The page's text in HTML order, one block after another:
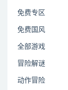
免费专区
免费国风
全部游戏
冒险解谜
动作冒险